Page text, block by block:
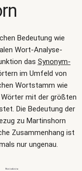
Bedeutung wie
Wort-Analyse-
das Synonym-
im Umfeld von
Wortstamm wie
mit der größten
Die Bedeutung der
zu Martinshorn
Zusammenhang ist
nur ungenau.